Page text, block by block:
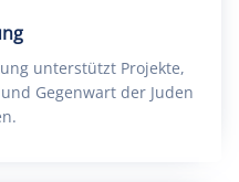
unterstützt Projekte,
Gegenwart der Juden